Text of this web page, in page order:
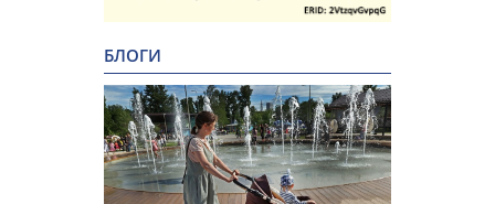
БЛОГИ